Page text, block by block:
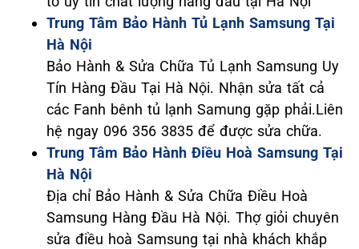
Trung Tâm Bảo Hành Tủ Lạnh Samsung Tại
Hà Nội
Bảo Hành & Sửa Chữa Tủ Lạnh Samsung Uy
Tín Hàng Đầu Tại Hà Nội. Nhận sửa tất cả
các Fanh bênh tủ lạnh Samung gặp phải.Liên
hệ ngay 096 356 3835 để được sửa chữa.
Trung Tâm Bảo Hành Điều Hoà Samsung Tại
Hà Nội
Địa chỉ Bảo Hành & Sửa Chữa Điều Hoà
Samsung Hàng Đầu Hà Nội. Thợ giỏi chuyên
sửa điều hoà Samsung tại nhà khách khắp